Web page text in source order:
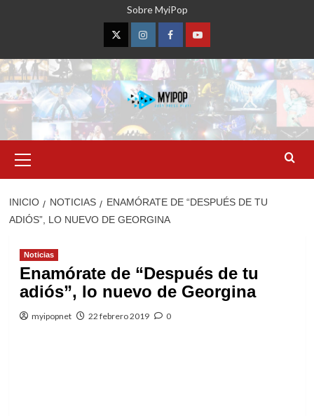
Sobre MyiPop
TwitterInstagramFacebookYouTube
primario
INICIO NOTICIAS
ENAMÓRATE DE “DESPUÉS DE TU
ADIÓS”, LO NUEVO DE GEORGINA
Noticias
Enamórate de “Después de tu
adiós”, lo nuevo de Georgina
myipopnet 22 febrero 2019 0